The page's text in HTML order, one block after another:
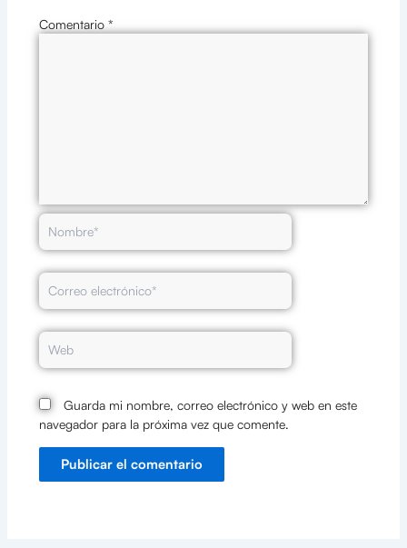
Comentario *
Nombre*
Correo
electrónico*
Web
Guarda mi nombre, correo electrónico y web en este
navegador para la próxima vez que comente.